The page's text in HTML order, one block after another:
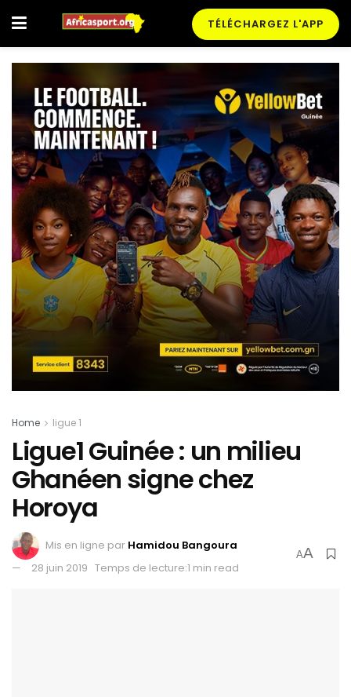
TÉLÉCHARGEZ L'APP
Home ligue 1
Ligue1 Guinée : un milieu
Ghanéen signe chez
Horoya
Mis en ligne par Hamidou Bangoura
28 juin 2019 Temps de lecture:1 min read
AA